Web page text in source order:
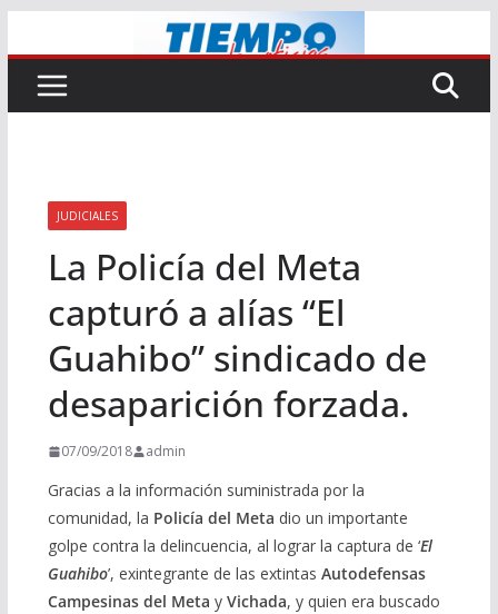
al
contenido
JUDICIALES
La Policía del Meta
capturó a alías “El
Guahibo” sindicado de
desaparición forzada.
07/09/2018 admin
Gracias a la información suministrada por la
comunidad, la Policía del Meta dio un importante
golpe contra la delincuencia, al lograr la captura de ‘El
Guahibo’, exintegrante de las extintas Autodefensas
Campesinas del Meta y Vichada, y quien era buscado